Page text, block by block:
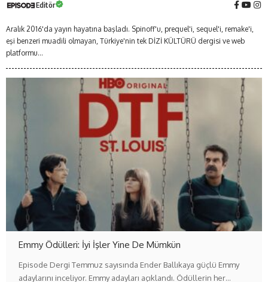
Editör
Aralık 2016'da yayın hayatına başladı. Spinoff'u, prequel'i, sequel'i, remake'i,
eşi benzeri muadili olmayan, Türkiye'nin tek DİZİ KÜLTÜRÜ dergisi ve web
platformu...
Emmy Ödülleri: İyi İşler Yine De Mümkün
Episode Dergi Temmuz sayısında Ender Ballıkaya güçlü Emmy
adaylarını inceliyor. Emmy adayları açıklandı. Ödüllerin her…